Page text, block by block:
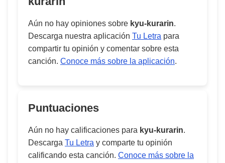
Aún no hay opiniones sobre kyu-kurarin.
Descarga nuestra aplicación Tu Letra para
compartir tu opinión y comentar sobre esta
canción. Conoce más sobre la aplicación.
Puntuaciones
Aún no hay calificaciones para kyu-kurarin.
Descarga Tu Letra y comparte tu opinión
calificando esta canción. Conoce más sobre la